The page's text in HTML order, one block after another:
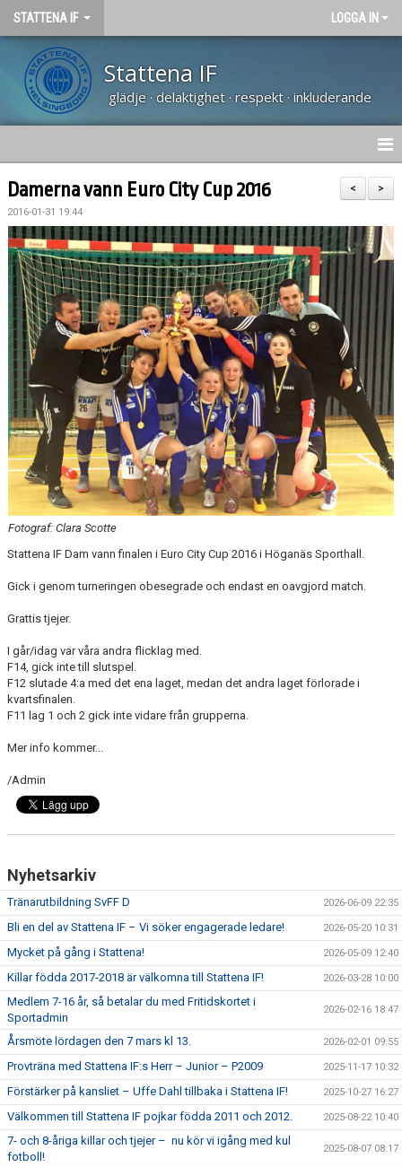
STATTENA IF LOGGA IN
Stattena IF
glädje · delaktighet · respekt · inkluderande
HEM
NYHETER
TRÄNARUTBILDNING SVFF D
OM KLUBBEN
KALENDER
VÅRA LAG
SPONSORER
DOMARE, MATCHER.
AVGIFTER
FÖRENINGSSHOP
INTRESSEANMÄLAN SOM TRÄNARE/LEDARE
INTRESSEANMÄLAN MEDLEM/SPELARE
>
<
Damerna vann Euro City Cup 2016
2016-01-31 19:44
Fotograf: Clara Scotte
Stattena IF Dam vann finalen i Euro City Cup 2016 i Höganäs Sporthall.
Gick i genom turneringen obesegrade och endast en oavgjord match.
Grattis tjejer.
I går/idag var våra andra flicklag med.
F14, gick inte till slutspel.
F12 slutade 4:a med det ena laget, medan det andra laget förlorade i
kvartsfinalen.
F11 lag 1 och 2 gick inte vidare från grupperna.
Mer info kommer...
/Admin
Nyhetsarkiv
Tränarutbildning SvFF D 2026-06-09 22:35
Bli en del av Stattena IF – Vi söker engagerade ledare! 2026-05-20 10:31
Mycket på gång i Stattena! 2026-05-09 12:40
Killar födda 2017-2018 är välkomna till Stattena IF! 2026-03-28 10:00
Medlem 7-16 år, så betalar du med Fritidskortet i
Sportadmin
2026-02-16 18:47
Årsmöte lördagen den 7 mars kl 13. 2026-02-01 09:55
Provträna med Stattena IF:s Herr – Junior – P2009 2025-11-17 10:32
Förstärker på kansliet – Uffe Dahl tillbaka i Stattena IF! 2025-10-27 16:27
Välkommen till Stattena IF pojkar födda 2011 och 2012. 2025-08-22 10:40
7- och 8-åriga killar och tjejer – nu kör vi igång med kul
fotboll!
2025-08-07 08:17